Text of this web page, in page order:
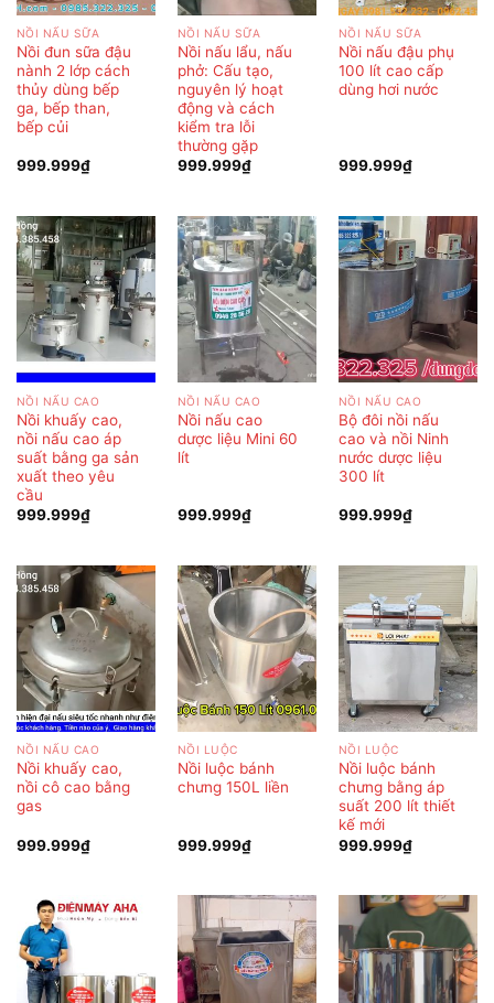
NỒI NẤU SỮA
Nồi đun sữa đậu
nành 2 lớp cách
thủy dùng bếp
ga, bếp than,
bếp củi
999.999₫
NỒI NẤU SỮA
Nồi nấu lẩu, nấu
phở: Cấu tạo,
nguyên lý hoạt
động và cách
kiểm tra lỗi
thường gặp
999.999₫
NỒI NẤU SỮA
Nồi nấu đậu phụ
100 lít cao cấp
dùng hơi nước
999.999₫
NỒI NẤU CAO
Nồi khuấy cao,
nồi nấu cao áp
suất bằng ga sản
xuất theo yêu
cầu
999.999₫
NỒI NẤU CAO
Nồi nấu cao
dược liệu Mini 60
lít
999.999₫
NỒI NẤU CAO
Bộ đôi nồi nấu
cao và nồi Ninh
nước dược liệu
300 lít
999.999₫
NỒI NẤU CAO
Nồi khuấy cao,
nồi cô cao bằng
gas
999.999₫
NỒI LUỘC
Nồi luộc bánh
chưng 150L liền
999.999₫
NỒI LUỘC
Nồi luộc bánh
chưng bằng áp
suất 200 lít thiết
kế mới
999.999₫